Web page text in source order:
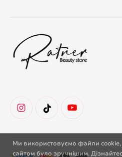
Ми використовуємо файли
сайтом було зручнішим.